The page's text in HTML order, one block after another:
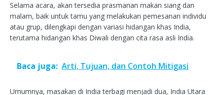
Selama acara, akan tersedia prasmanan makan siang dan
malam, baik untuk tamu yang melakukan pemesanan individu
atau grup, dilengkapi dengan variasi hidangan khas India,
terutama hidangan khas Diwali dengan cita rasa asli India.
Baca juga: Arti, Tujuan, dan Contoh Mitigasi
Umumnya, masakan di India terbagi menjadi dua, India Utara